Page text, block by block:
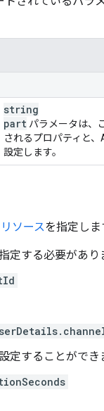
string
part パラメータは、
されるプロパティと
設定します。
ソースを指定しま
定する必要があり
定することができ